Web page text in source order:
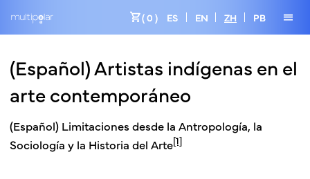
shopping_cart( 0 ) ES EN ZH PB menu
(Español) Artistas indígenas en el
arte contemporáneo
(Español) Limitaciones desde la Antropología, la
Sociología y la Historia del Arte[1]